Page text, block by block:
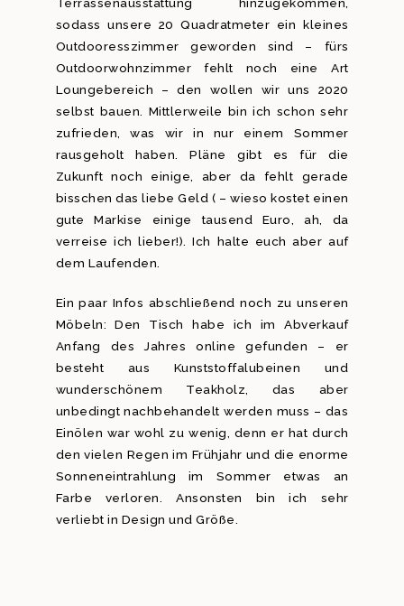
sodass unsere 20 Quadratmeter ein kleines
Outdooresszimmer geworden sind – fürs
Outdoorwohnzimmer fehlt noch eine Art
Loungebereich – den wollen wir uns 2020
selbst bauen. Mittlerweile bin ich schon sehr
zufrieden, was wir in nur einem Sommer
rausgeholt haben. Pläne gibt es für die
Zukunft noch einige, aber da fehlt gerade
bisschen das liebe Geld ( – wieso kostet einen
gute Markise einige tausend Euro, ah, da
verreise ich lieber!). Ich halte euch aber auf
dem Laufenden.
Ein paar Infos abschließend noch zu unseren
Möbeln: Den Tisch habe ich im Abverkauf
Anfang des Jahres online gefunden – er
besteht aus Kunststoffalubeinen und
wunderschönem Teakholz, das aber
unbedingt nachbehandelt werden muss – das
Einölen war wohl zu wenig, denn er hat durch
den vielen Regen im Frühjahr und die enorme
Sonneneintrahlung im Sommer etwas an
Farbe verloren. Ansonsten bin ich sehr
verliebt in Design und Größe.